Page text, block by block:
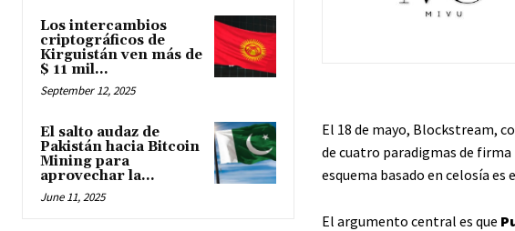
Los intercambios
criptográficos de
Kirguistán ven más de
$ 11 mil...
September 12, 2025
El salto audaz de
Pakistán hacia Bitcoin
Mining para
aprovechar la...
June 11, 2025
El 18 de mayo, Blockstream,
de cuatro paradigmas de
esquema basado en celosía es
El argumento central es que